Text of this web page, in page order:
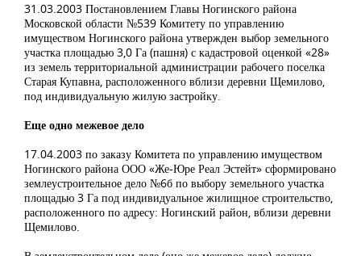
31.03.2003 Постановлением Главы Ногинского района
Московской области №539 Комитету по управлению
имуществом Ногинского района утвержден выбор земельного
участка площадью 3,0 Га (пашня) с кадастровой оценкой «28»
из земель территориальной администрации рабочего поселка
Старая Купавна, расположенного вблизи деревни Щемилово,
под индивидуальную жилую застройку.
Еще одно межевое дело
17.04.2003 по заказу Комитета по управлению имуществом
Ногинского района ООО «Же-Юре Реал Эстейт» сформировано
землеустроительное дело №6б по выбору земельного участка
площадью 3 Га под индивидуальное жилищное строительство,
расположенного по адресу: Ногинский район, вблизи деревни
Щемилово.